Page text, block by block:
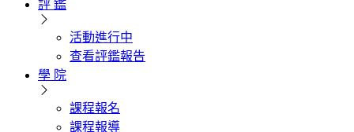
評 鑑
活動進行中
查看評鑑報告
學 院
課程報名
課程報導